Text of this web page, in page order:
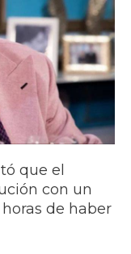
que el
con un
de haber